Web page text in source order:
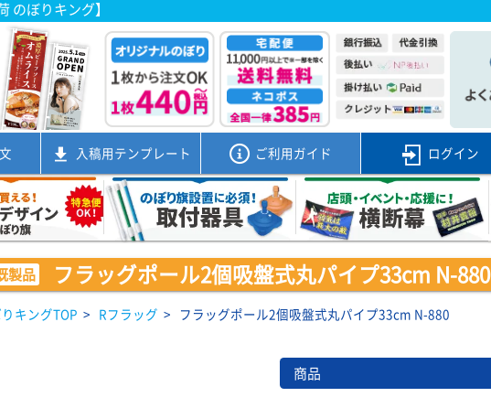
のぼりキング】
入稿用テンプレート ご利用ガイド ログイン
製品 フラッグポール2個吸盤式丸パイプ33cm N-880
キングTOP > Rフラッグ > フラッグポール2個吸盤式丸パイプ33cm N-880
商品